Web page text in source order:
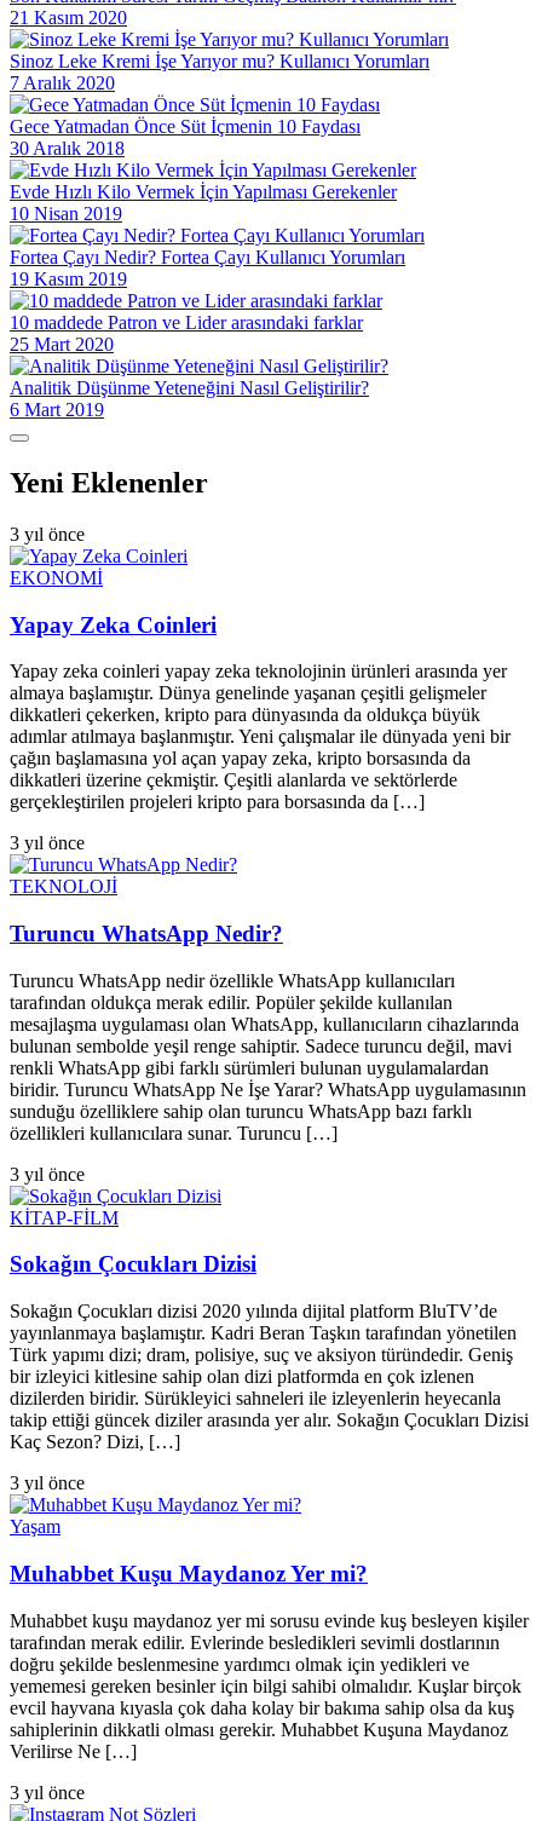
21 Kasım 2020
Sinoz Leke Kremi İşe Yarıyor mu? Kullanıcı Yorumları
7 Aralık 2020
Gece Yatmadan Önce Süt İçmenin 10 Faydası
30 Aralık 2018
Evde Hızlı Kilo Vermek İçin Yapılması Gerekenler
10 Nisan 2019
Fortea Çayı Nedir? Fortea Çayı Kullanıcı Yorumları
19 Kasım 2019
10 maddede Patron ve Lider arasındaki farklar
25 Mart 2020
Analitik Düşünme Yeteneğini Nasıl Geliştirilir?
6 Mart 2019
Yeni Eklenenler
3 yıl önce
EKONOMİ
Yapay Zeka Coinleri
Yapay zeka coinleri yapay zeka teknolojinin ürünleri arasında yer
almaya başlamıştır. Dünya genelinde yaşanan çeşitli gelişmeler
dikkatleri çekerken, kripto para dünyasında da oldukça büyük
adımlar atılmaya başlanmıştır. Yeni çalışmalar ile dünyada yeni bir
çağın başlamasına yol açan yapay zeka, kripto borsasında da
dikkatleri üzerine çekmiştir. Çeşitli alanlarda ve sektörlerde
gerçekleştirilen projeleri kripto para borsasında da […]
3 yıl önce
TEKNOLOJİ
Turuncu WhatsApp Nedir?
Turuncu WhatsApp nedir özellikle WhatsApp kullanıcıları
tarafından oldukça merak edilir. Popüler şekilde kullanılan
mesajlaşma uygulaması olan WhatsApp, kullanıcıların cihazlarında
bulunan sembolde yeşil renge sahiptir. Sadece turuncu değil, mavi
renkli WhatsApp gibi farklı sürümleri bulunan uygulamalardan
biridir. Turuncu WhatsApp Ne İşe Yarar? WhatsApp uygulamasının
sunduğu özelliklere sahip olan turuncu WhatsApp bazı farklı
özellikleri kullanıcılara sunar. Turuncu […]
3 yıl önce
KİTAP-FİLM
Sokağın Çocukları Dizisi
Sokağın Çocukları dizisi 2020 yılında dijital platform BluTV’de
yayınlanmaya başlamıştır. Kadri Beran Taşkın tarafından yönetilen
Türk yapımı dizi; dram, polisiye, suç ve aksiyon türündedir. Geniş
bir izleyici kitlesine sahip olan dizi platformda en çok izlenen
dizilerden biridir. Sürükleyici sahneleri ile izleyenlerin heyecanla
takip ettiği güncek diziler arasında yer alır. Sokağın Çocukları Dizisi
Kaç Sezon? Dizi, […]
3 yıl önce
Yaşam
Muhabbet Kuşu Maydanoz Yer mi?
Muhabbet kuşu maydanoz yer mi sorusu evinde kuş besleyen kişiler
tarafından merak edilir. Evlerinde besledikleri sevimli dostlarının
doğru şekilde beslenmesine yardımcı olmak için yedikleri ve
yememesi gereken besinler için bilgi sahibi olmalıdır. Kuşlar birçok
evcil hayvana kıyasla çok daha kolay bir bakıma sahip olsa da kuş
sahiplerinin dikkatli olması gerekir. Muhabbet Kuşuna Maydanoz
Verilirse Ne […]
3 yıl önce